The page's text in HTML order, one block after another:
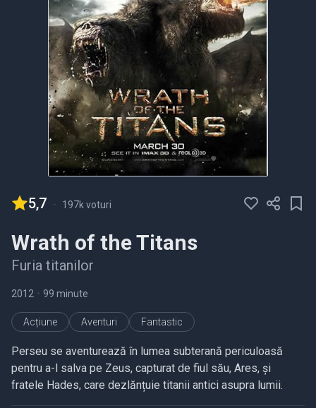
5,7 - 197k voturi
Wrath of the Titans
Furia titanilor
2012 • 99 minute
Acțiune Aventuri Fantastic
Perseu se aventurează în lumea subterană periculoasă
pentru a-l salva pe Zeus, capturat de fiul său, Ares, și
fratele Hades, care dezlănțuie titanii antici asupra lumii.